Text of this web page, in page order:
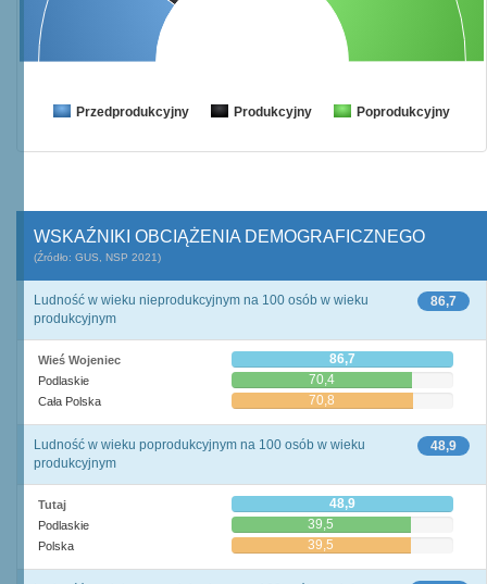
Przedprodukcyjny Produkcyjny Poprodukcyjny
WSKAŹNIKI OBCIĄŻENIA DEMOGRAFICZNEGO
(Źródło: GUS, NSP 2021)
86,7
Ludność w wieku nieprodukcyjnym na 100 osób w wieku
produkcyjnym
Wieś Wojeniec 86,7
Podlaskie 70,4
Cała Polska 70,8
48,9
Ludność w wieku poprodukcyjnym na 100 osób w wieku
produkcyjnym
Tutaj 48,9
Podlaskie 39,5
Polska 39,5